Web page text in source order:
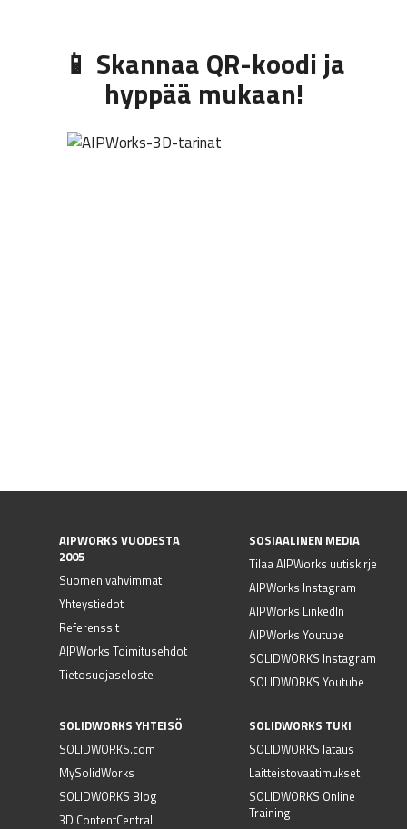
📱 Skannaa QR-koodi ja
hyppää mukaan!
AIPWORKS VUODESTA
2005
Suomen vahvimmat
Yhteystiedot
Referenssit
AIPWorks Toimitusehdot
Tietosuojaseloste
SOSIAALINEN MEDIA
Tilaa AIPWorks uutiskirje
AIPWorks Instagram
AIPWorks LinkedIn
AIPWorks Youtube
SOLIDWORKS Instagram
SOLIDWORKS Youtube
SOLIDWORKS YHTEISÖ
SOLIDWORKS.com
MySolidWorks
SOLIDWORKS Blog
3D ContentCentral
SOLIDWORKS TUKI
SOLIDWORKS lataus
Laitteistovaatimukset
SOLIDWORKS Online
Training